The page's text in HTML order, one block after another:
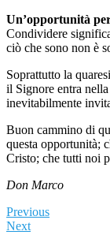
Un’opportunità
Condividere
ciò che sono non è
Soprattutto la
il Signore entra
inevitabilmente
Buon cammino di
questa opportunità;
Cristo; che tutti noi
Don Marco
Previous
Next